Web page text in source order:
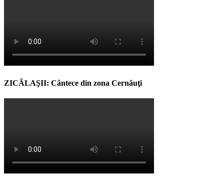
ZICĂLAŞII: Cântece din zona Cernăuţi